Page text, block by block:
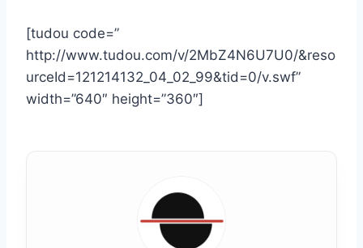
[tudou code=”
http://www.tudou.com/v/2MbZ4N6U7U0/&reso
urceId=121214132_04_02_99&tid=0/v.swf”
width=”640″ height=”360″]